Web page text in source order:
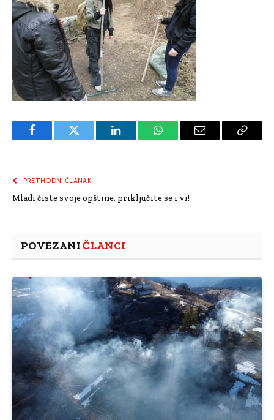
FacebookTwitter LinkedInWhatsAppEmail
Copy
PRETHODNI ČLANAK
Mladi čiste svoje opštine, priključite se i vi!
POVEZANIČLANCI